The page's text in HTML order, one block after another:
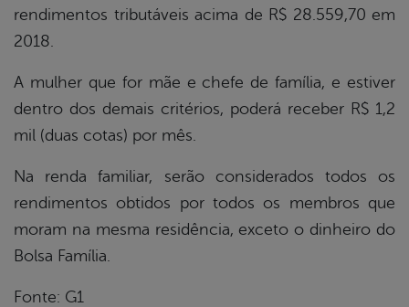
rendimentos tributáveis acima de R$ 28.559,70 em
2018.
A mulher que for mãe e chefe de família, e estiver
dentro dos demais critérios, poderá receber R$ 1,2
mil (duas cotas) por mês.
Na renda familiar, serão considerados todos os
rendimentos obtidos por todos os membros que
moram na mesma residência, exceto o dinheiro do
Bolsa Família.
Fonte: G1